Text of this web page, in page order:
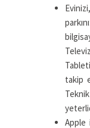
takip